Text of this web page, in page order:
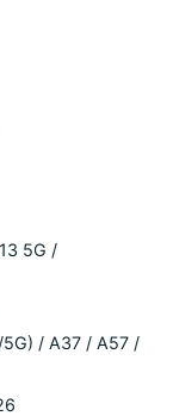
5G /
/ A37 / A57 /